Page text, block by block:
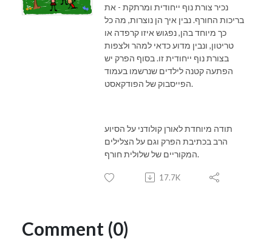
נכיר צורת נוף ייחודית ומרתקת - את
בריכות החורף. נבין איך הן נוצרות, מה כל
כך מיוחד בהן, נפגוש איזו קרפדה או
טריטון, ונבין מדוע כדאי למהר וּלצפות
בצורת נוף ייחודית זו. בסוף הפרק יש
הפתעה קטנה לילדים שנרשמו בעמוד
הפייסבוק של הפודקאסט.
תודה מיוחדת לאורן קולודני על הסיוע
הרב בכתיבת הפרק וגם על הצלילים
המקוריים של שלולית חורף.
17.7K
Comment (0)